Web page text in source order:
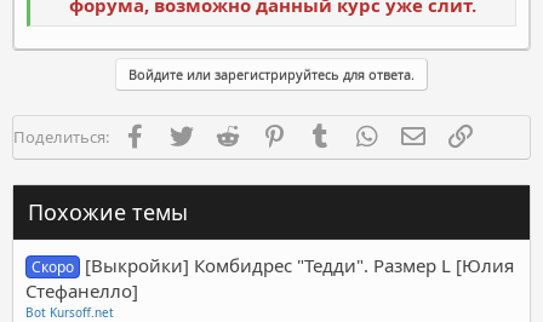
форума, возможно данный курс уже слит.
Войдите или зарегистрируйтесь для ответа.
Поделиться: FacebookTwitter Reddit PinterestTumblr WhatsAppЭлектронная
Похожие темы
Скоро [Выкройки] Комбидрес "Тедди". Размер L [Юлия
Стефанелло]
Bot Kursoff.net